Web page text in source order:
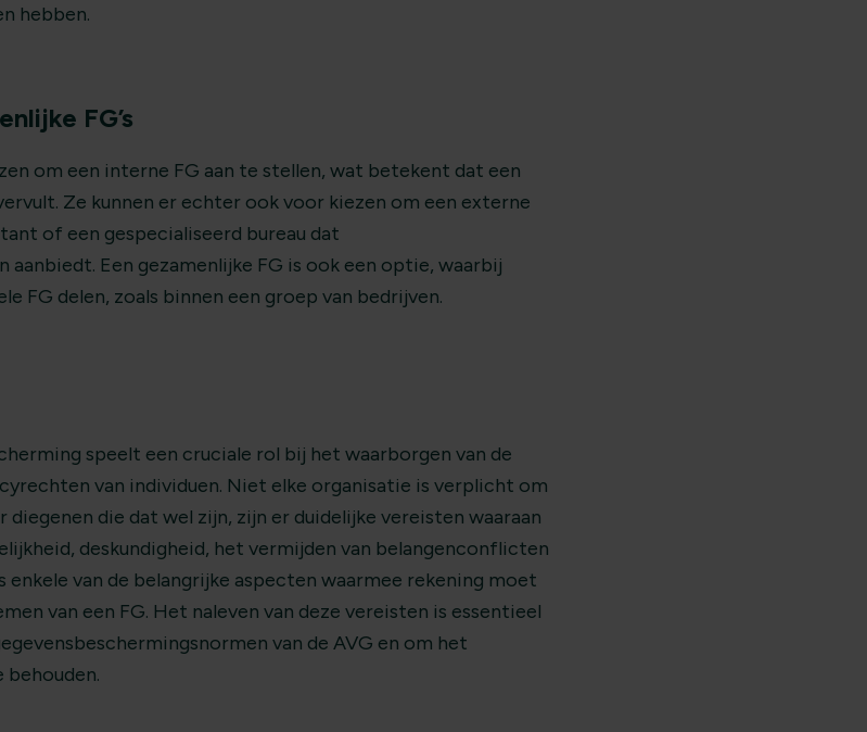
hebben.
FG’s
om een interne FG aan te stellen, wat betekent dat een
Ze kunnen er echter ook voor kiezen om een externe
of een gespecialiseerd bureau dat
aanbiedt. Een gezamenlijke FG is ook een optie, waarbij
FG delen, zoals binnen een groep van bedrijven.
speelt een cruciale rol bij het waarborgen van de
van individuen. Niet elke organisatie is verplicht om
diegenen die dat wel zijn, zijn er duidelijke vereisten waaraan
deskundigheid, het vermijden van belangenconflicten
van de belangrijke aspecten waarmee rekening moet
van een FG. Het naleven van deze vereisten is essentieel
van de AVG en om het